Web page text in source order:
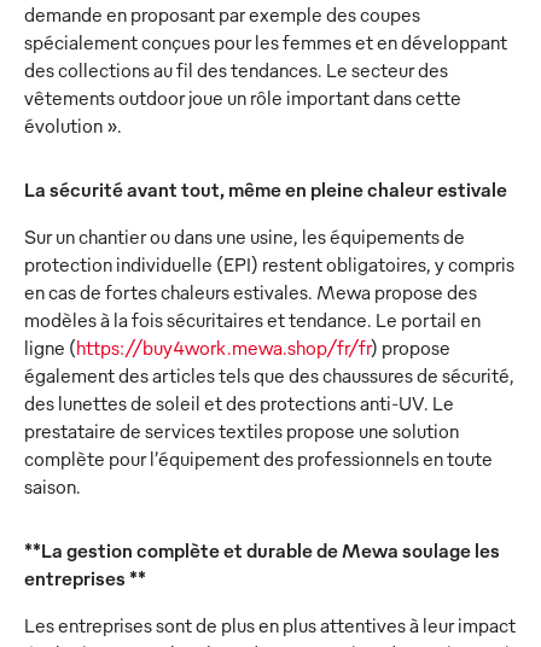
demande en proposant par exemple des coupes
spécialement conçues pour les femmes et en développant
des collections au fil des tendances. Le secteur des
vêtements outdoor joue un rôle important dans cette
évolution ».
La sécurité avant tout, même en pleine chaleur estivale
Sur un chantier ou dans une usine, les équipements de
protection individuelle (EPI) restent obligatoires, y compris
en cas de fortes chaleurs estivales. Mewa propose des
modèles à la fois sécuritaires et tendance. Le portail en
ligne (https://buy4work.mewa.shop/fr/fr) propose
également des articles tels que des chaussures de sécurité,
des lunettes de soleil et des protections anti-UV. Le
prestataire de services textiles propose une solution
complète pour l’équipement des professionnels en toute
saison.
**La gestion complète et durable de Mewa soulage les
entreprises **
Les entreprises sont de plus en plus attentives à leur impact